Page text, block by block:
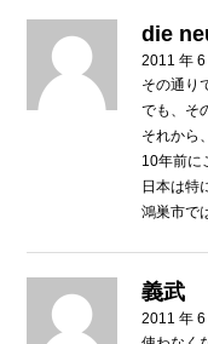
die
2011 年 6
その通り
でも、そ
それから
10年前に
日本は特
鴻巣市で
義武
2011 年 6